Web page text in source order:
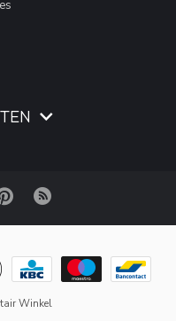
Winkel